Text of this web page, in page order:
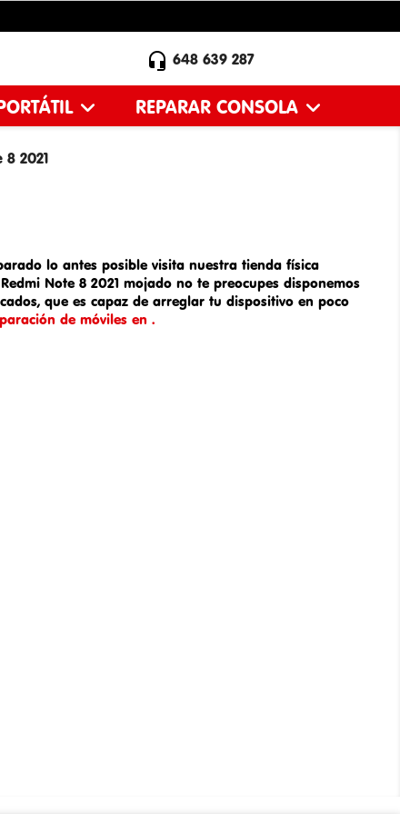
 648 639 287
REPARAR CONSOLA
2021
lo antes posible visita nuestra tienda física
Note 8 2021 mojado no te preocupes disponemos
que es capaz de arreglar tu dispositivo en poco
de móviles en .